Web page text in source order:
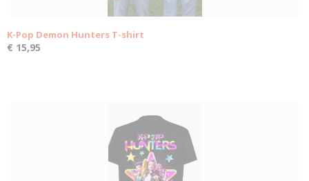
K-Pop Demon Hunters T-shirt
€ 15,95